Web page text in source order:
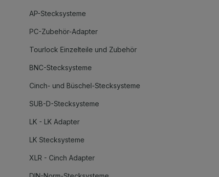
AP-Stecksysteme
PC-Zubehör-Adapter
Tourlock Einzelteile und Zubehör
BNC-Stecksysteme
Cinch- und Büschel-Stecksysteme
SUB-D-Stecksysteme
LK - LK Adapter
LK Stecksysteme
XLR - Cinch Adapter